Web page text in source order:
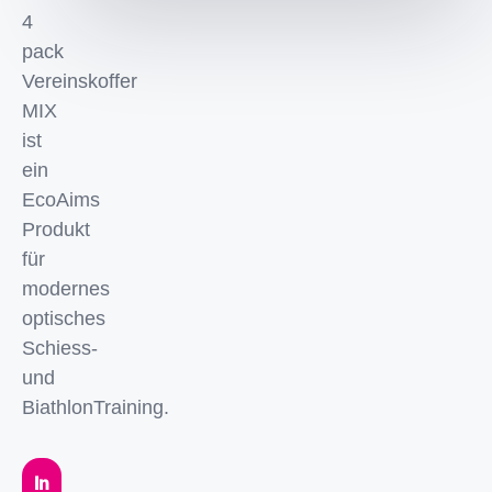
4
pack
Vereinskoffer
MIX
ist
ein
EcoAims
Produkt
für
modernes
optisches
Schiess-
und
BiathlonTraining.
In